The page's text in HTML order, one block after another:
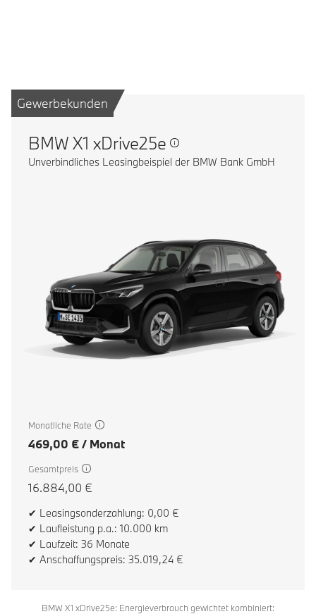
Gewerbekunden
BMW X1 xDrive25e
Unverbindliches Leasingbeispiel der BMW Bank GmbH
Monatliche Rate
469,00 € / Monat
Gesamtpreis
16.884,00 €
✔ Leasingsonderzahlung: 0,00 €
✔ Laufleistung p.a.: 10.000 km
✔ Laufzeit: 36 Monate
✔ Anschaffungspreis: 35.019,24 €
BMW X1 xDrive25e: Energieverbrauch gewichtet kombiniert: